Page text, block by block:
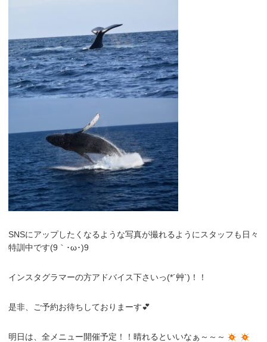
SNSにアップしたくなるような写真が撮れるようにスタッフも日々
特訓中です(9｀･ω･)9
インスタグラマーの方アドバイス下さいっ(*´艸`)！！
是非、ご予約お待ちしておりまーす💕
明日は、全メニュー開催予定！！晴れるといいなぁ～～～